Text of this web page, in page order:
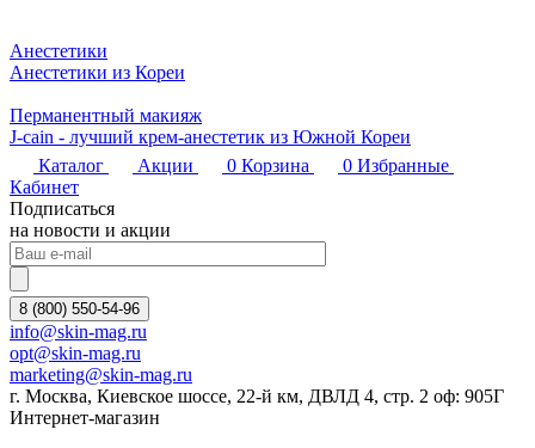
Анестетики
Анестетики из Кореи
Перманентный макияж
J-cain - лучший крем-анестетик из Южной Кореи
Каталог
Акции 0 Корзина 0 Избранные
Кабинет
Подписаться
на новости и акции
8 (800) 550-54-96
info@skin-mag.ru
opt@skin-mag.ru
marketing@skin-mag.ru
г. Москва, Киевское шоссе, 22-й км, ДВЛД 4, стр. 2 оф: 905Г
Интернет-магазин